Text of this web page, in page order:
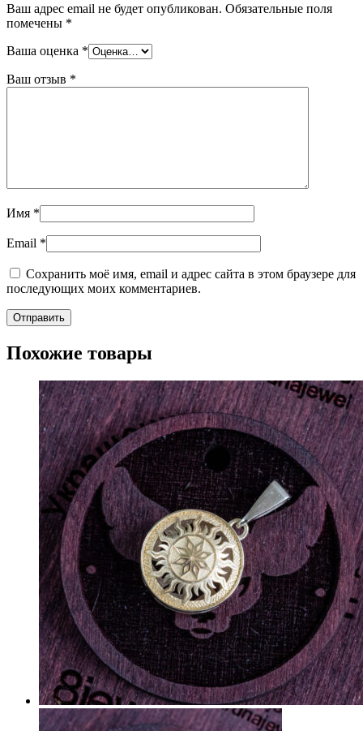
Ваш адрес email не будет опубликован. Обязательные поля
помечены *
Ваша оценка *
Ваш отзыв *
Имя *
Email *
Сохранить моё имя, email и адрес сайта в этом браузере для
последующих моих комментариев.
Похожие товары